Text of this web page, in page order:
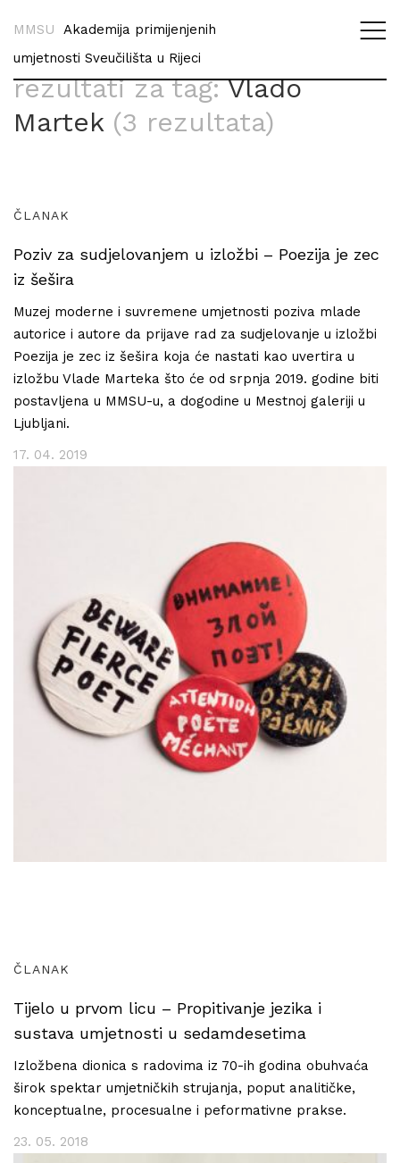
MMSU
Akademija primijenjenih
umjetnosti Sveučilišta u Rijeci
rezultati za tag:Vlado
Martek (3 rezultata)
ČLANAK
Poziv za sudjelovanjem u izložbi – Poezija je zec
iz šešira
Muzej moderne i suvremene umjetnosti poziva mlade
autorice i autore da prijave rad za sudjelovanje u izložbi
Poezija je zec iz šešira koja će nastati kao uvertira u
izložbu Vlade Marteka što će od srpnja 2019. godine biti
postavljena u MMSU-u, a dogodine u Mestnoj galeriji u
Ljubljani.
17. 04. 2019
ČLANAK
Tijelo u prvom licu – Propitivanje jezika i
sustava umjetnosti u sedamdesetima
Izložbena dionica s radovima iz 70-ih godina obuhvaća
širok spektar umjetničkih strujanja, poput analitičke,
konceptualne, procesualne i peformativne prakse.
23. 05. 2018